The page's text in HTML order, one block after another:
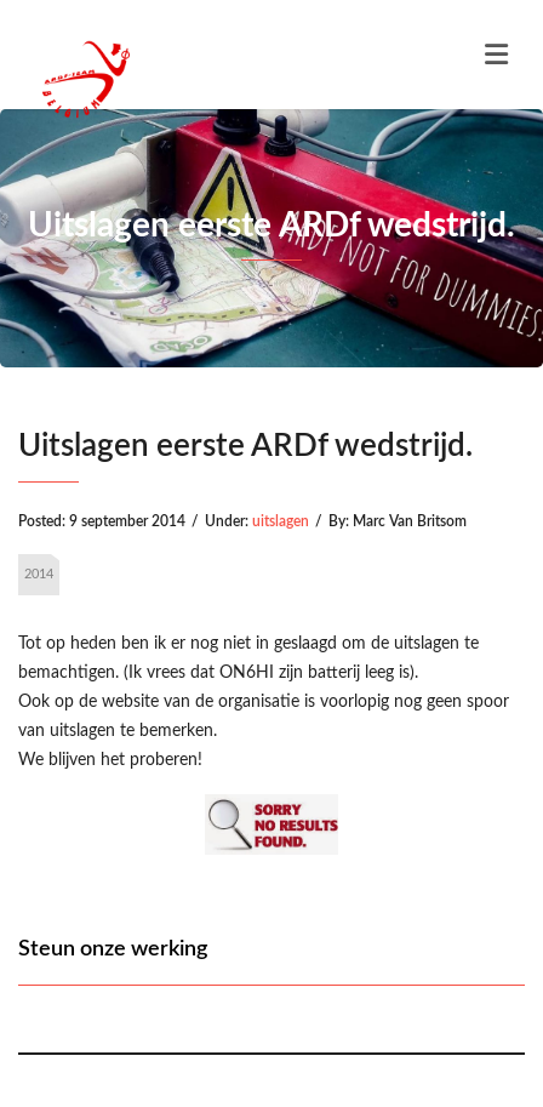
Uitslagen eerste ARDf wedstrijd.
Uitslagen eerste ARDf wedstrijd.
Posted: 9 september 2014 / Under: uitslagen / By: Marc Van Britsom
2014
Tot op heden ben ik er nog niet in geslaagd om de uitslagen te
bemachtigen. (Ik vrees dat ON6HI zijn batterij leeg is).
Ook op de website van de organisatie is voorlopig nog geen spoor
van uitslagen te bemerken.
We blijven het proberen!
Steun onze werking